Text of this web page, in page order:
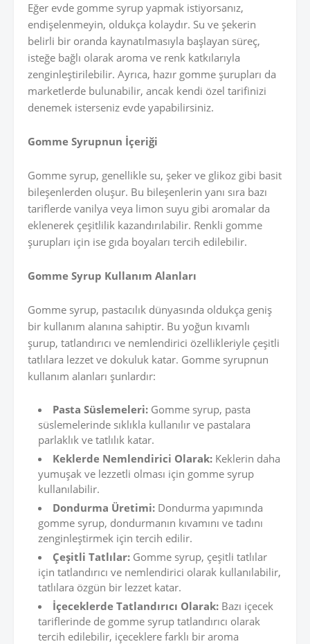
Eğer evde gomme syrup yapmak istiyorsanız,
endişelenmeyin, oldukça kolaydır. Su ve şekerin
belirli bir oranda kaynatılmasıyla başlayan süreç,
isteğe bağlı olarak aroma ve renk katkılarıyla
zenginleştirilebilir. Ayrıca, hazır gomme şurupları da
marketlerde bulunabilir, ancak kendi özel tarifinizi
denemek isterseniz evde yapabilirsiniz.
Gomme Syrupnun İçeriği
Gomme syrup, genellikle su, şeker ve glikoz gibi basit
bileşenlerden oluşur. Bu bileşenlerin yanı sıra bazı
tariflerde vanilya veya limon suyu gibi aromalar da
eklenerek çeşitlilik kazandırılabilir. Renkli gomme
şurupları için ise gıda boyaları tercih edilebilir.
Gomme Syrup Kullanım Alanları
Gomme syrup, pastacılık dünyasında oldukça geniş
bir kullanım alanına sahiptir. Bu yoğun kıvamlı
şurup, tatlandırıcı ve nemlendirici özellikleriyle çeşitli
tatlılara lezzet ve dokuluk katar. Gomme syrupnun
kullanım alanları şunlardır:
Pasta Süslemeleri: Gomme syrup, pasta
süslemelerinde sıklıkla kullanılır ve pastalara
parlaklık ve tatlılık katar.
Keklerde Nemlendirici Olarak: Keklerin daha
yumuşak ve lezzetli olması için gomme syrup
kullanılabilir.
Dondurma Üretimi: Dondurma yapımında
gomme syrup, dondurmanın kıvamını ve tadını
zenginleştirmek için tercih edilir.
Çeşitli Tatlılar: Gomme syrup, çeşitli tatlılar
için tatlandırıcı ve nemlendirici olarak kullanılabilir,
tatlılara özgün bir lezzet katar.
İçeceklerde Tatlandırıcı Olarak: Bazı içecek
tariflerinde de gomme syrup tatlandırıcı olarak
tercih edilebilir, içeceklere farklı bir aroma